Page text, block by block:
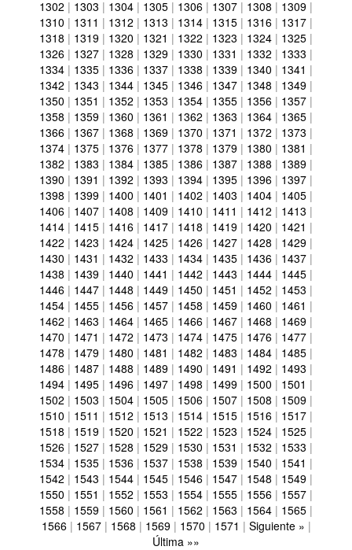
1302 | 1303 | 1304 | 1305 | 1306 | 1307 | 1308 | 1309 |
1310 | 1311 | 1312 | 1313 | 1314 | 1315 | 1316 | 1317 |
1318 | 1319 | 1320 | 1321 | 1322 | 1323 | 1324 | 1325 |
1326 | 1327 | 1328 | 1329 | 1330 | 1331 | 1332 | 1333 |
1334 | 1335 | 1336 | 1337 | 1338 | 1339 | 1340 | 1341 |
1342 | 1343 | 1344 | 1345 | 1346 | 1347 | 1348 | 1349 |
1350 | 1351 | 1352 | 1353 | 1354 | 1355 | 1356 | 1357 |
1358 | 1359 | 1360 | 1361 | 1362 | 1363 | 1364 | 1365 |
1366 | 1367 | 1368 | 1369 | 1370 | 1371 | 1372 | 1373 |
1374 | 1375 | 1376 | 1377 | 1378 | 1379 | 1380 | 1381 |
1382 | 1383 | 1384 | 1385 | 1386 | 1387 | 1388 | 1389 |
1390 | 1391 | 1392 | 1393 | 1394 | 1395 | 1396 | 1397 |
1398 | 1399 | 1400 | 1401 | 1402 | 1403 | 1404 | 1405 |
1406 | 1407 | 1408 | 1409 | 1410 | 1411 | 1412 | 1413 |
1414 | 1415 | 1416 | 1417 | 1418 | 1419 | 1420 | 1421 |
1422 | 1423 | 1424 | 1425 | 1426 | 1427 | 1428 | 1429 |
1430 | 1431 | 1432 | 1433 | 1434 | 1435 | 1436 | 1437 |
1438 | 1439 | 1440 | 1441 | 1442 | 1443 | 1444 | 1445 |
1446 | 1447 | 1448 | 1449 | 1450 | 1451 | 1452 | 1453 |
1454 | 1455 | 1456 | 1457 | 1458 | 1459 | 1460 | 1461 |
1462 | 1463 | 1464 | 1465 | 1466 | 1467 | 1468 | 1469 |
1470 | 1471 | 1472 | 1473 | 1474 | 1475 | 1476 | 1477 |
1478 | 1479 | 1480 | 1481 | 1482 | 1483 | 1484 | 1485 |
1486 | 1487 | 1488 | 1489 | 1490 | 1491 | 1492 | 1493 |
1494 | 1495 | 1496 | 1497 | 1498 | 1499 | 1500 | 1501 |
1502 | 1503 | 1504 | 1505 | 1506 | 1507 | 1508 | 1509 |
1510 | 1511 | 1512 | 1513 | 1514 | 1515 | 1516 | 1517 |
1518 | 1519 | 1520 | 1521 | 1522 | 1523 | 1524 | 1525 |
1526 | 1527 | 1528 | 1529 | 1530 | 1531 | 1532 | 1533 |
1534 | 1535 | 1536 | 1537 | 1538 | 1539 | 1540 | 1541 |
1542 | 1543 | 1544 | 1545 | 1546 | 1547 | 1548 | 1549 |
1550 | 1551 | 1552 | 1553 | 1554 | 1555 | 1556 | 1557 |
1558 | 1559 | 1560 | 1561 | 1562 | 1563 | 1564 | 1565 |
1566| 1567| 1568 | 1569| 1570 | 1571 | Siguiente » |
Última »»